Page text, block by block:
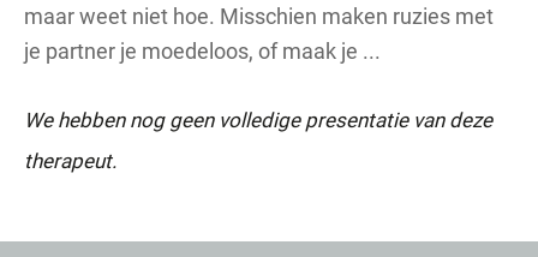
maar weet niet hoe. Misschien maken ruzies met
je partner je moedeloos, of maak je ...
We hebben nog geen volledige presentatie van deze
therapeut.